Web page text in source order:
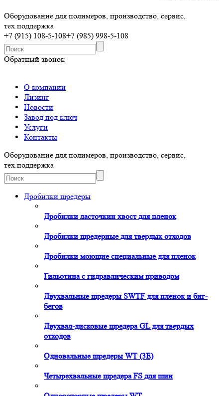
Оборудование для полимеров, производство, сервис,
тех.поддержка
+7 (915) 108-5-108+7 (985) 998-5-108
Обратный звонок
О компании
Лизинг
Новости
Завод под ключ
Услуги
Контакты
Оборудование для полимеров, производство, сервис,
тех.поддержка
Дробилки шредеры
Дробилки ласточкин хвост для пленок
Дробилки шредерные для твердых отходов
Дробилки моющие специальные для пленок
Гильотина с гидравлическим приводом
Двухвальные шредеры SWTF для пленок и биг-
бегов
Двухвал-дисковые шредера GL для твердых
отходов
Одновальные шредеры WT (3E)
Четырехвальные шредера FS для шин